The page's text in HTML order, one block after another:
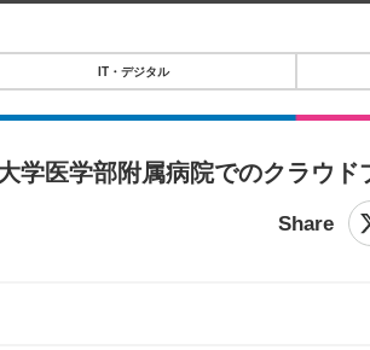
デジタルTOP
IT・デジタル
学医学部附属病院でのクラウ